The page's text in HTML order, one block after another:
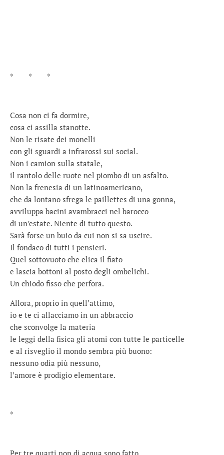
* * *
Cosa non ci fa dormire,
cosa ci assilla stanotte.
Non le risate dei monelli
con gli sguardi a infrarossi sui social.
Non i camion sulla statale,
il rantolo delle ruote nel piombo di un asfalto.
Non la frenesia di un latinoamericano,
che da lontano sfrega le paillettes di una gonna,
avviluppa bacini avambracci nel barocco
di un’estate. Niente di tutto questo.
Sarà forse un buio da cui non si sa uscire.
Il fondaco di tutti i pensieri.
Quel sottovuoto che elica il fiato
e lascia bottoni al posto degli ombelichi.
Un chiodo fisso che perfora.
Allora, proprio in quell’attimo,
io e te ci allacciamo in un abbraccio
che sconvolge la materia
le leggi della fisica gli atomi con tutte le particelle
e al risveglio il mondo sembra più buono:
nessuno odia più nessuno,
l’amore è prodigio elementare.
*
Per tre quarti non di acqua sono fatto